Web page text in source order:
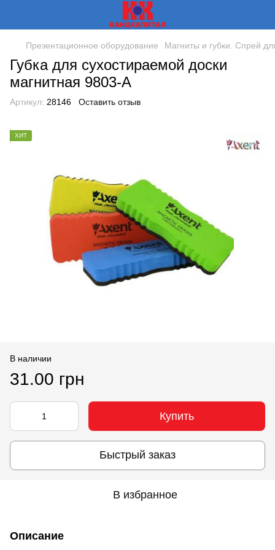
Презентационное оборудование Магниты и губки. Спрей
Губка для сухостираемой доски
магнитная 9803-А
Артикул: 28146 Оставить отзыв
ХИТ
В наличии
31.00 грн
Купить
Быстрый заказ
В избранное
Описание